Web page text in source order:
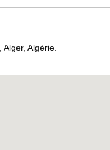
Algérie.